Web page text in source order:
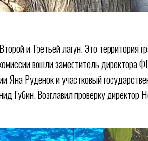
и Третьей лагун. Это территория
вошли заместитель директора
Яна Руденок и участковый
Губин. Возглавил проверку директор